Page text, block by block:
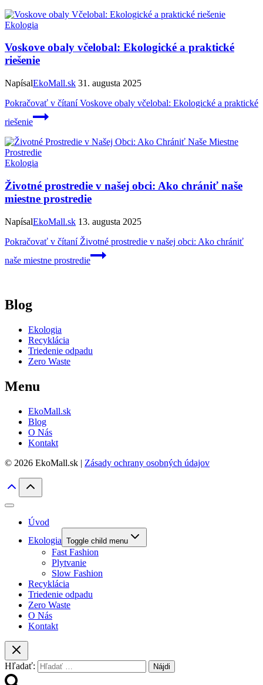
Ekologia
Voskove obaly včelobal: Ekologické a praktické
riešenie
NapísalEkoMall.sk 31. augusta 2025
Pokračovať v čítaníVoskove obaly včelobal: Ekologické a praktické
riešenie
Ekologia
Životné prostredie v našej obci: Ako chrániť naše
miestne prostredie
NapísalEkoMall.sk 13. augusta 2025
Pokračovať v čítaníŽivotné prostredie v našej obci: Ako chrániť
naše miestne prostredie
Blog
Ekologia
Recyklácia
Triedenie odpadu
Zero Waste
Menu
EkoMall.sk
Blog
O Nás
Kontakt
© 2026 EkoMall.sk | Zásady ochrany osobných údajov
Úvod
Ekologia Toggle child menu
Fast Fashion
Plytvanie
Slow Fashion
Recyklácia
Triedenie odpadu
Zero Waste
O Nás
Kontakt
Hľadať: